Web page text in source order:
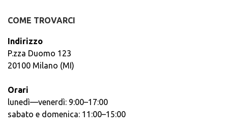
COME TROVARCI
Indirizzo
P.zza Duomo 123
20100 Milano (MI)
Orari
lunedì—venerdì: 9:00–17:00
sabato e domenica: 11:00–15:00